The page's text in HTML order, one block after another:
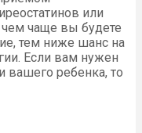
или
чем чаще вы будете
тем ниже шанс на
Если вам нужен
вашего ребенка, то